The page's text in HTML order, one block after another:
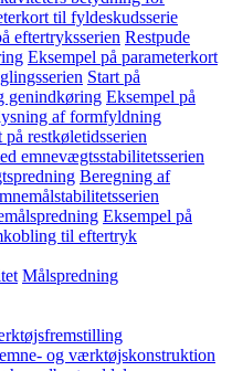
til fyldeskudsserie
eftertryksserien Restpude
Eksempel på parameterkort
Start på
genindkøring Eksempel på
af formfyldning
på restkøletidsserien
emnevægtsstabilitetsserien
Beregning af
Eksempel på
til eftertryk
Målspredning
og værktøjskonstruktion